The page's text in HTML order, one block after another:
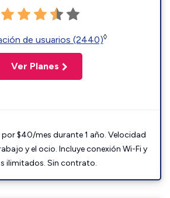
de usuarios (2440)◊
Ver Planes
$40/mes durante 1 año. Velocidad
y el ocio. Incluye conexión Wi-Fi y
ilimitados. Sin contrato.